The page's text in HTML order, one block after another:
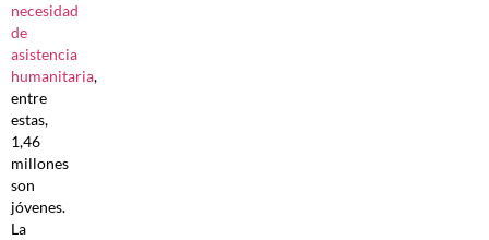
necesidad
de
asistencia
humanitaria,
entre
estas,
1,46
millones
son
jóvenes.
La